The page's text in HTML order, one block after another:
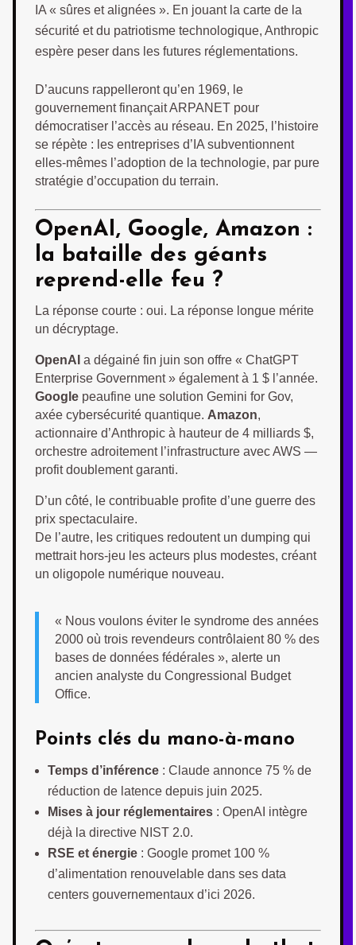
IA « sûres et alignées ». En jouant la carte de la
sécurité et du patriotisme technologique, Anthropic
espère peser dans les futures réglementations.
D’aucuns rappelleront qu’en 1969, le
gouvernement finançait ARPANET pour
démocratiser l’accès au réseau. En 2025, l’histoire
se répète : les entreprises d’IA subventionnent
elles-mêmes l’adoption de la technologie, par pure
stratégie d’occupation du terrain.
OpenAI, Google, Amazon :
la bataille des géants
reprend-elle feu ?
La réponse courte : oui. La réponse longue mérite
un décryptage.
OpenAI a dégainé fin juin son offre « ChatGPT
Enterprise Government » également à 1 $ l’année.
Google peaufine une solution Gemini for Gov,
axée cybersécurité quantique. Amazon,
actionnaire d’Anthropic à hauteur de 4 milliards $,
orchestre adroitement l’infrastructure avec AWS —
profit doublement garanti.
D’un côté, le contribuable profite d’une guerre des
prix spectaculaire.
De l’autre, les critiques redoutent un dumping qui
mettrait hors-jeu les acteurs plus modestes, créant
un oligopole numérique nouveau.
« Nous voulons éviter le syndrome des années
2000 où trois revendeurs contrôlaient 80 % des
bases de données fédérales », alerte un
ancien analyste du Congressional Budget
Office.
Points clés du mano-à-mano
Temps d’inférence : Claude annonce 75 % de
réduction de latence depuis juin 2025.
Mises à jour réglementaires : OpenAI intègre
déjà la directive NIST 2.0.
RSE et énergie : Google promet 100 %
d’alimentation renouvelable dans ses data
centers gouvernementaux d’ici 2026.